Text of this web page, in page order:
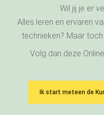
Wil jij je er
Alles leren en ervaren
technieken? Maar
Volg dan deze
Ik start meteen de